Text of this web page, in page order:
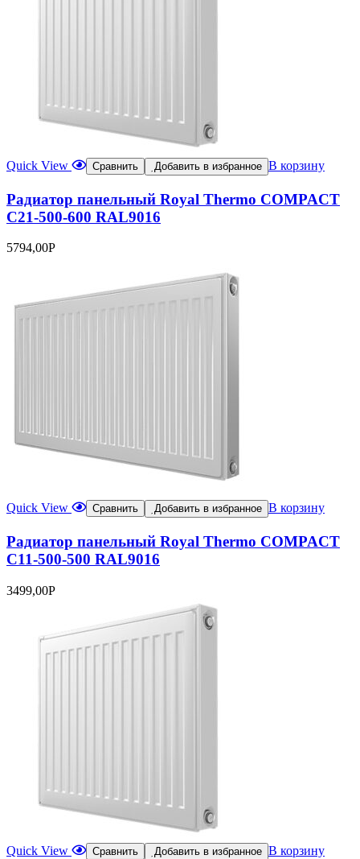
Quick View Сравнить Добавить в избранное В корзину
Радиатор панельный Royal Thermo COMPACT
C21-500-600 RAL9016
5794,00Р
Quick View Сравнить Добавить в избранное В корзину
Радиатор панельный Royal Thermo COMPACT
C11-500-500 RAL9016
3499,00Р
Quick View Сравнить Добавить в избранное В корзину